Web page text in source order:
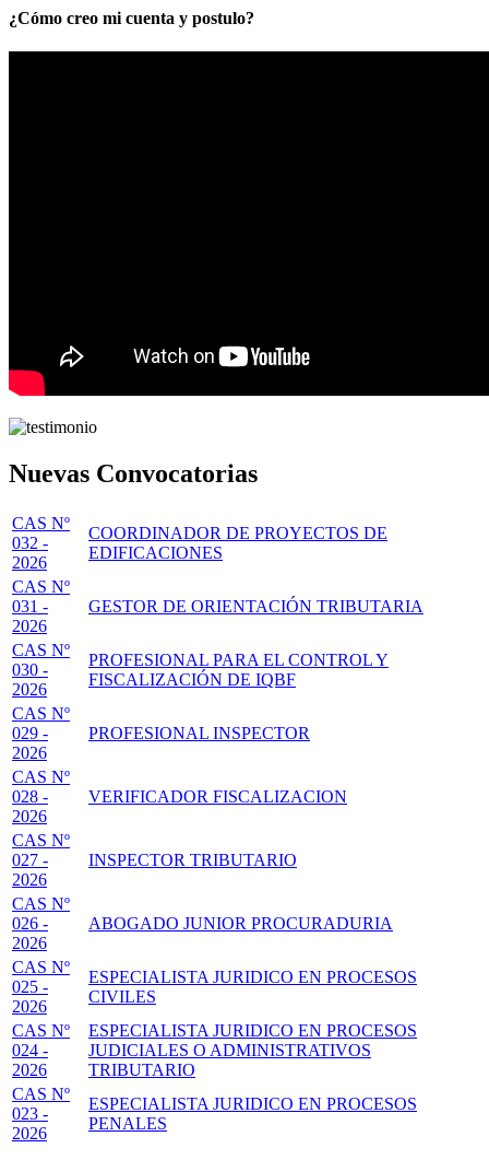
¿Cómo creo mi cuenta y postulo?
Nuevas Convocatorias
CAS Nº
032 -
2026
COORDINADOR DE PROYECTOS DE
EDIFICACIONES
CAS Nº
031 -
2026
GESTOR DE ORIENTACIÓN TRIBUTARIA
CAS Nº
030 -
2026
PROFESIONAL PARA EL CONTROL Y
FISCALIZACIÓN DE IQBF
CAS Nº
029 -
2026
PROFESIONAL INSPECTOR
CAS Nº
028 -
2026
VERIFICADOR FISCALIZACION
CAS Nº
027 -
2026
INSPECTOR TRIBUTARIO
CAS Nº
026 -
2026
ABOGADO JUNIOR PROCURADURIA
CAS Nº
025 -
2026
ESPECIALISTA JURIDICO EN PROCESOS
CIVILES
CAS Nº
024 -
2026
ESPECIALISTA JURIDICO EN PROCESOS
JUDICIALES O ADMINISTRATIVOS
TRIBUTARIO
CAS Nº
023 -
2026
ESPECIALISTA JURIDICO EN PROCESOS
PENALES